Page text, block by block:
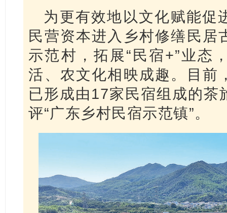
为更有效地以文化赋能促
民营资本进入乡村修缮民居
示范村，拓展“民宿+”业态
活、农文化相映成趣。目前
已形成由17家民宿组成的茶
评“广东乡村民宿示范镇”。